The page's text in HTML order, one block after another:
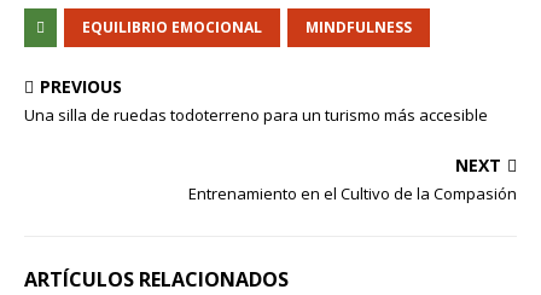
EQUILIBRIO EMOCIONAL MINDFULNESS
PREVIOUS
Una silla de ruedas todoterreno para un turismo más accesible
NEXT
Entrenamiento en el Cultivo de la Compasión
ARTÍCULOS RELACIONADOS